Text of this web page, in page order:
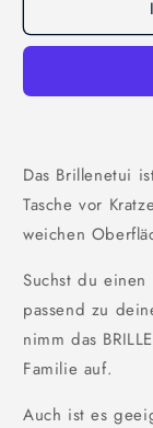
Brillenetui
Das Brillenetui
Tasche vor
weichen
Suchst du
passend zu
nimm das
Familie auf.
Auch ist es